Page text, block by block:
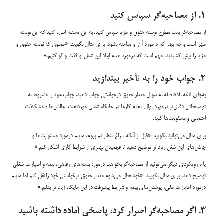
۱. از مصاحبه‌گر سپاس کنید
از مصاحبه‌گر بابت مطرح نوشته حقوق و مزایا سپاس کنید. به این مسئله اشاره کنید که این نوشته
مهم است و چه بهتر که درمورد آن او مباحثه بشود. برای مثال بگویید: «ممنون که نوشته حقوق و
مزایا را پیش کشیدید. مهم است که درمورد همه ابعاد این شغل او گفت و گو کنیم.»
۲. جواب خود را به تأخیر بیندازید
به‌جای آنکه بلافاصله به سوال مقدار حقوق درخواستی جواب دهید، جواب خود را مشروط به
توضیحاتی دقیق‌تر درمورد روال انجام کارها در جایگاه شغلی موردبحث، چالش‌ها و مشکلات
احتمالی و مسئولیت‌ها کنید.
برای مثال می‌توانید بگویید: «قبل از آنکه سراغ انتظاراتم بروم، مایلم درمورد مسئولیت‌ها و
چالش‌های این شغل زیاد تر توضیح دهید تا فهمیدن بهتری از شرایط کاری اشکار کنم.»
یا با رویکردی دیگر می‌توانید از مصاحبه‌گر بخواهید درمورد بسته‌های رفاهی، بیمه و امتیازات شغلی
توضیح دهد. برای مثال بگویید: «خوشحال می‌شوم مقدار حقوق درخواستی خود را نقل کنم اما مایلم
درمورد امتیازات مالی، پوشش‌های بیمه و شرایط پیشرفت در این جایگاه زیاد تر بدانم.»
۳. اگر مصاحبه‌گر اصرار کرد، پاسخی آماده داشته باشید